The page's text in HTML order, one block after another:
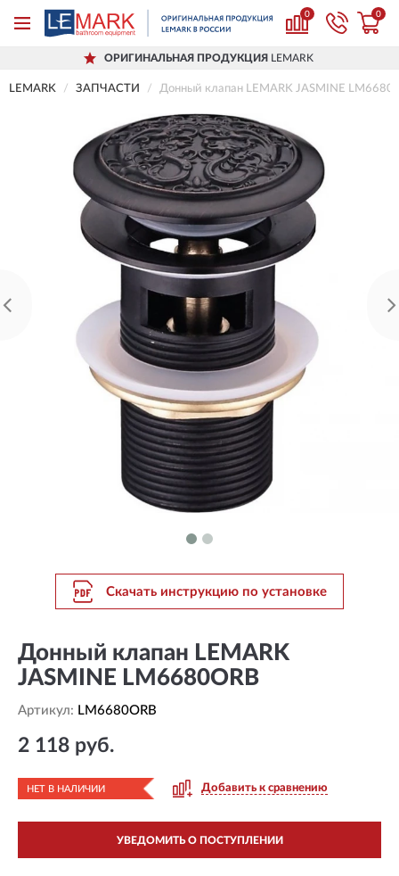
0 0
ОРИГИНАЛЬНАЯ ПРОДУКЦИЯ LEMARK
LEMARK ЗАПЧАСТИ Донный клапан LEMARK JASMINE
Скачать инструкцию по установке
Донный клапан LEMARK
JASMINE LM6680ORB
Артикул: LM6680ORB
2 118 руб.
НЕТ В НАЛИЧИИ Добавить к сравнению
УВЕДОМИТЬ О ПОСТУПЛЕНИИ